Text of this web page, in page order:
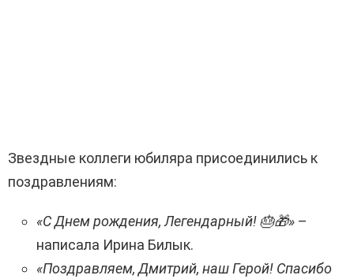
Звездные коллеги юбиляра присоединились к
поздравлениям:
«С Днем рождения, Легендарный! 🎂🎁» –
написала Ирина Билык.
«Поздравляем, Дмитрий, наш Герой! Спасибо